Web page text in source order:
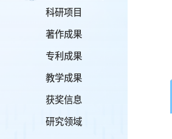
科研项目
著作成果
专利成果
教学成果
获奖信息
研究领域